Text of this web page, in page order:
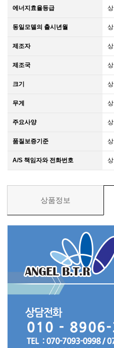
에너지효율등급
동일모델의 출시년월
제조자
제조국
크기
무게
주요사양
품질보증기준
A/S 책임자와 전화번호
상품정보